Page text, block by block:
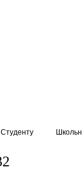
Студенту